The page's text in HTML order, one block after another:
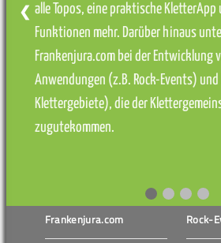
alle Topos, eine praktische KletterApp
Funktionen mehr. Darüber hinaus
Frankenjura.com bei der Entwicklung
Anwendungen (z.B. Rock-Events)
Klettergebiete), die der
zugutekommen.
❮
Frankenjura.com Rock-